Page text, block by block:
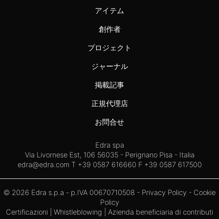
アイテム
創作者
プロジェクト
ジャーナル
掲載記事
正規代理店
お問合せ
Edra spa
Via Livornese Est, 106 56035 - Perignano Pisa - Italia
edra@edra.com T +39 0587 616660 F +39 0587 617500
© 2026 Edra s.p.a - p.IVA 00670710508 - Privacy Policy - Cookie
Policy
Certificazioni
Whistleblowing | Azienda beneficiaria di contributi